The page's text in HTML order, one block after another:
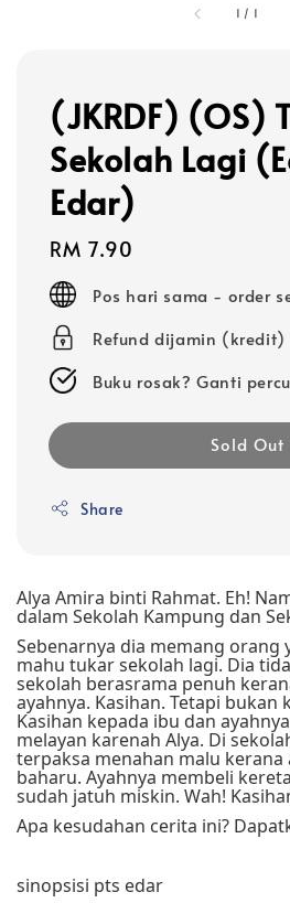
1 / 1
(JKRDF) (OS)
Sekolah Lagi
Edar)
Regular
price
RM 7.90
Pos hari sama - order
Refund dijamin (kredit)
Buku rosak? Ganti
Sold Out
Share
Alya Amira binti Rahmat. Eh!
dalam Sekolah Kampung dan
Sebenarnya dia memang orang
mahu tukar sekolah lagi. Dia
sekolah berasrama penuh
ayahnya. Kasihan. Tetapi bukan
Kasihan kepada ibu dan
melayan karenah Alya. Di
terpaksa menahan malu kerana
baharu. Ayahnya membeli
sudah jatuh miskin. Wah!
Apa kesudahan cerita ini?
sinopsisi pts edar